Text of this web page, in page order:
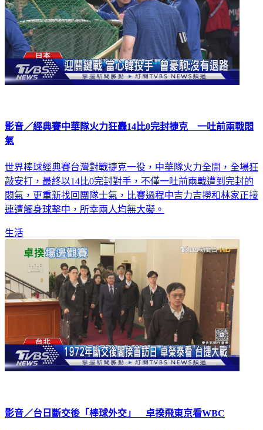
影音／經典賽中華隊火力狂轟14比0完封捷克 一吐前兩戰悶
氣
世界棒球經典賽台灣對戰捷克一役，中華隊火力全開，全場狂
敲安打，最終以14比0完封對手，不僅一吐前兩戰遭到完封的
悶氣，更重新找回團隊士氣，比賽過程中吉力吉撈和林家正接
連遭觸身球擊中，所幸兩人均無大礙。
生活
影音／台日斷交後「棒球外交」 卓揆飛東京看WBC